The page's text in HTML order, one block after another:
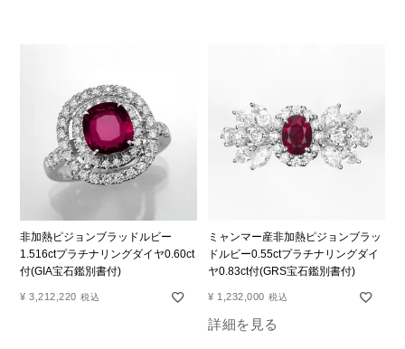
非加熱ピジョンブラッドルビー
1.516ctプラチナリングダイヤ0.60ct
付(GIA宝石鑑別書付)
¥ 3,212,220 税込
ミャンマー産非加熱ピジョンブラッ
ドルビー0.55ctプラチナリングダイ
ヤ0.83ct付(GRS宝石鑑別書付)
¥ 1,232,000 税込
詳細を見る